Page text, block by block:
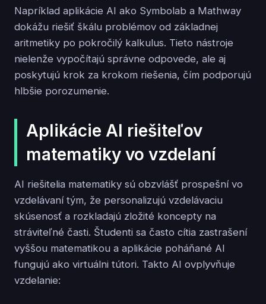
Napríklad aplikácie AI ako Symbolab a Mathway
dokážu riešiť škálu problémov od základnej
aritmetiky po pokročilý kalkulus. Tieto nástroje
nielenže vypočítajú správne odpovede, ale aj
poskytujú krok za krokom riešenia, čím podporujú
hlbšie porozumenie.
Aplikácie AI riešiteľov
matematiky vo vzdelaní
AI riešitelia matematiky sú obzvlášť prospešní vo
vzdelávaní tým, že personalizujú vzdelávaciu
skúsenosť a rozkladajú zložité koncepty na
stráviteľné časti. Študenti sa často cítia zastrašení
vyššou matematikou a aplikácie poháňané AI
fungujú ako virtuálni tútori. Takto AI ovplyvňuje
vzdelanie: